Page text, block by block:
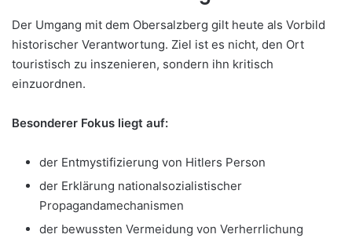
Der Umgang mit dem Obersalzberg gilt heute als Vorbild
historischer Verantwortung. Ziel ist es nicht, den Ort
touristisch zu inszenieren, sondern ihn kritisch
einzuordnen.
Besonderer Fokus liegt auf:
der Entmystifizierung von Hitlers Person
der Erklärung nationalsozialistischer
Propagandamechanismen
der bewussten Vermeidung von Verherrlichung